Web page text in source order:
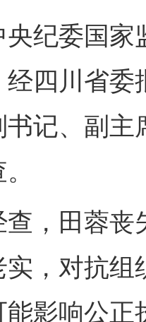
委国家监
经四川省
书记、副主
田蓉丧失
实，对抗组
能影响公正